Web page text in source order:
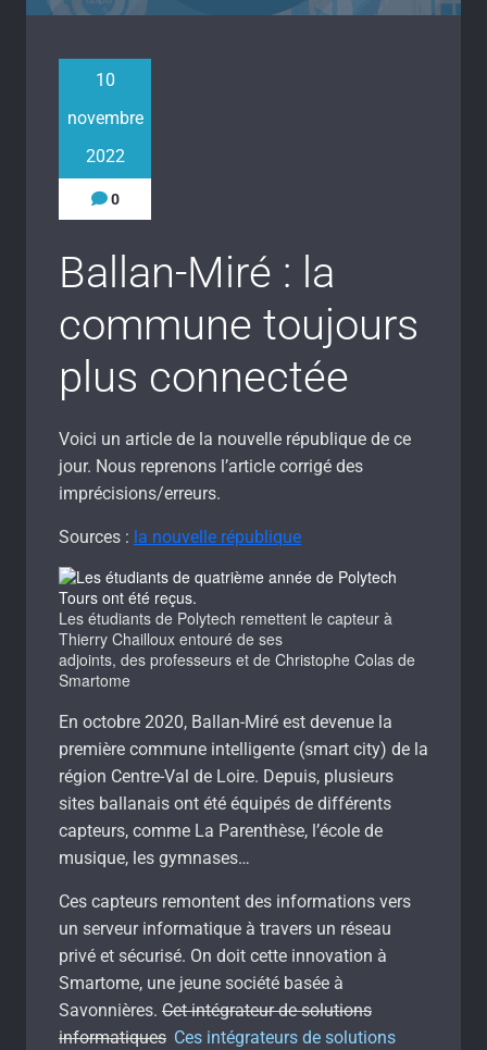
10
novembre
2022
0
Ballan-Miré : la
commune toujours
plus connectée
Voici un article de la nouvelle république de ce
jour. Nous reprenons l’article corrigé des
imprécisions/erreurs.
Sources : la nouvelle république
Les étudiants de Polytech remettent le capteur à
Thierry Chailloux entouré de ses
adjoints, des professeurs et de Christophe Colas de
Smartome
En octobre 2020, Ballan-Miré est devenue la
première commune intelligente (smart city) de la
région Centre-Val de Loire. Depuis, plusieurs
sites ballanais ont été équipés de différents
capteurs, comme La Parenthèse, l’école de
musique, les gymnases…
Ces capteurs remontent des informations vers
un serveur informatique à travers un réseau
privé et sécurisé. On doit cette innovation à
Smartome, une jeune société basée à
Savonnières. Cet intégrateur de solutions
informatiques Ces intégrateurs de solutions